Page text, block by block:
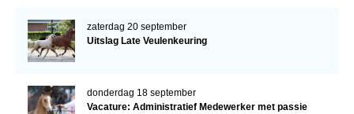
zaterdag 20 september
Uitslag Late Veulenkeuring
donderdag 18 september
Vacature: Administratief Medewerker met passie